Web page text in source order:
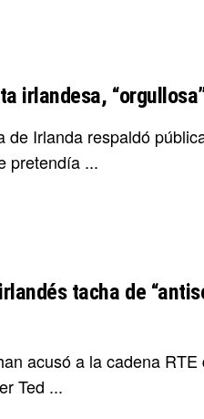
irlandesa,
de Irlanda respaldó
pretendía ...
tacha de
acusó a la cadena
Ted ...